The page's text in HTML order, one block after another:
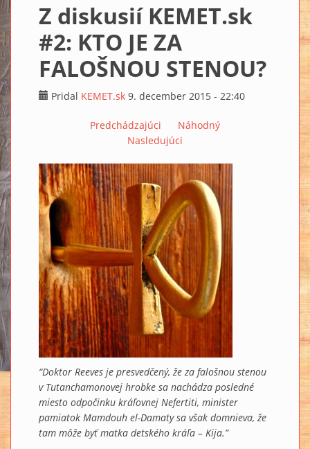
Z diskusií KEMET.sk
#2: KTO JE ZA
FALOŠNOU STENOU?
Pridal KEMET.sk 9. december 2015 - 22:40
Predchádzajúci
Náhodný
Nasledujúci
“Doktor Reeves je presvedčený, že za falošnou stenou
v Tutanchamonovej hrobke sa nachádza posledné
miesto odpočinku kráľovnej Nefertiti, minister
pamiatok Mamdouh el-Damaty sa však domnieva, že
tam môže byť matka detského kráľa – Kija.”